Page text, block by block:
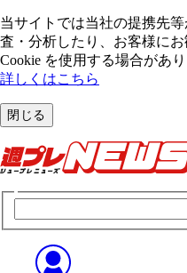
当サイトでは当社の提携先
査・分析したり、お客様に
Cookie を使⽤する場合があり
詳しくはこちら
閉じる